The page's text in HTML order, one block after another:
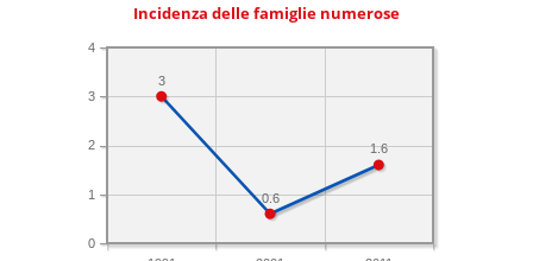
Incidenza delle famiglie numerose
0
1
2
3
4
1.6
0.6
3